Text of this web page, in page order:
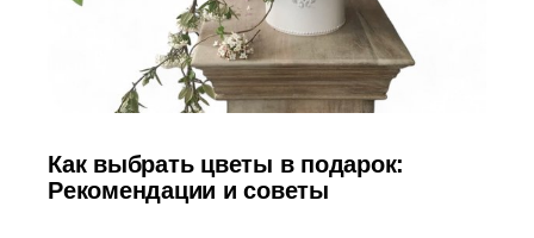
Как выбрать цветы в подарок:
Рекомендации и советы